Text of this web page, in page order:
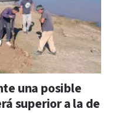
una posible
superior a la de